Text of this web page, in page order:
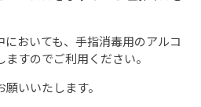
おいても、手指消毒用のアルコ
すのでご利用ください。
いいたします。